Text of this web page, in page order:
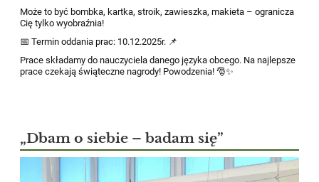
Może to być bombka, kartka, stroik, zawieszka, makieta – ogranicza
Cię tylko wyobraźnia!
📅 Termin oddania prac: 10.12.2025r. 📌
Prace składamy do nauczyciela danego języka obcego. Na najlepsze
prace czekają świąteczne nagrody! Powodzenia!🎅✨
„Dbam o siebie – badam się”